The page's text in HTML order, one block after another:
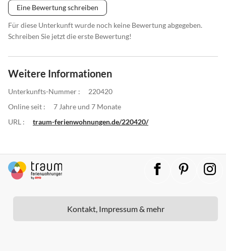
Eine Bewertung schreiben
Für diese Unterkunft wurde noch keine Bewertung abgegeben.
Schreiben Sie jetzt die erste Bewertung!
Weitere Informationen
Unterkunfts-Nummer :
220420
Online seit :
7 Jahre und 7 Monate
URL :
traum-ferienwohnungen.de/220420/
Kontakt, Impressum & mehr